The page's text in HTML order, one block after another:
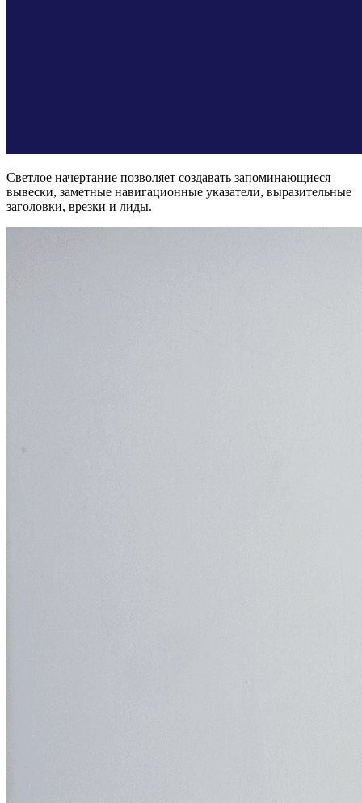
Светлое начертание позволяет создавать запоминающиеся
вывески, заметные навигационные указатели, выразительные
заголовки, врезки и лиды.